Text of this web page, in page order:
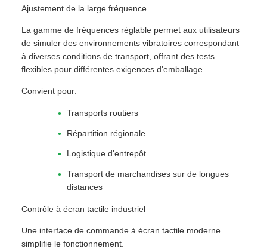
Ajustement de la large fréquence
La gamme de fréquences réglable permet aux utilisateurs
de simuler des environnements vibratoires correspondant
à diverses conditions de transport, offrant des tests
flexibles pour différentes exigences d'emballage.
Convient pour:
Transports routiers
Répartition régionale
Logistique d'entrepôt
Transport de marchandises sur de longues
distances
Contrôle à écran tactile industriel
Une interface de commande à écran tactile moderne
simplifie le fonctionnement.